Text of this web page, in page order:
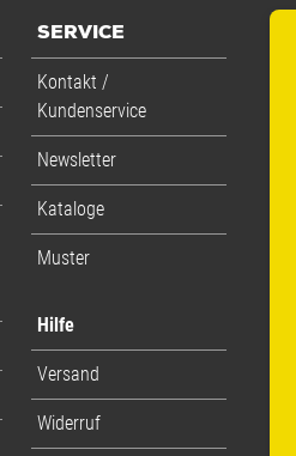
SERVICE
Kontakt /
Kundenservice
Newsletter
Kataloge
Muster
Hilfe
Versand
Widerruf